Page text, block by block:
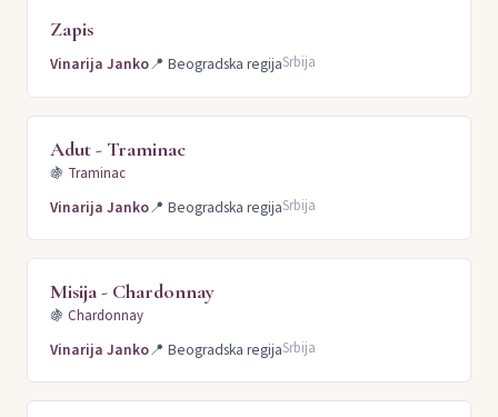
Zapis
Vinarija Janko📍 Beogradska regijaSrbija
Adut - Traminac
🍇 Traminac
Vinarija Janko📍 Beogradska regijaSrbija
Misija - Chardonnay
🍇 Chardonnay
Vinarija Janko📍 Beogradska regijaSrbija